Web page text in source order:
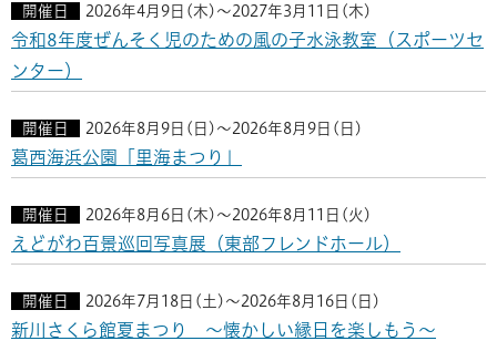
開催日 2026年4月9日(木)～2027年3月11日(木)
令和8年度ぜんそく児のための風の子水泳教室（スポーツセ
ンター）
開催日 2026年8月9日(日)～2026年8月9日(日)
葛西海浜公園「里海まつり」
開催日 2026年8月6日(木)～2026年8月11日(火)
えどがわ百景巡回写真展（東部フレンドホール）
開催日 2026年7月18日(土)～2026年8月16日(日)
新川さくら館夏まつり ～懐かしい縁日を楽しもう～